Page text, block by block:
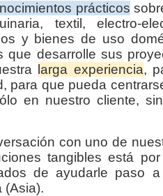
prácticos
textil, electro-
y bienes de uso
que desarrolle sus
larga experiencia,
para que pueda
en nuestro cliente,
con uno de
tangibles está
de ayudarle paso
(Asia).